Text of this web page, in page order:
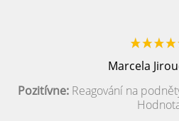
Marcela
Pozitívne:Reagování na